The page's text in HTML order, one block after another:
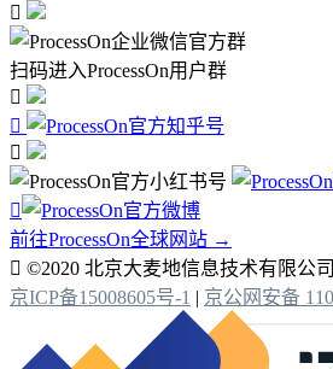

扫码进入ProcessOn用户群




前往ProcessOn全球网站 →
 ©2020 北京大麦地信息技术有限公司
京ICP备15008605号-1 | 京公网安备